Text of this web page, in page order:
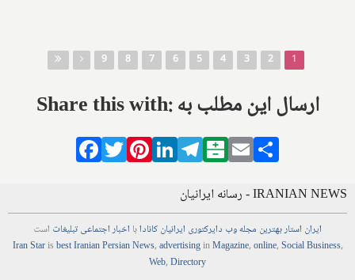
صفحه‌ها
1
2
3
4
5
6
7
8
9
Share this with: ارسال این مطلب به
Facebook
TwitterPinterestLinkedIn
Telegram
Balatarin
Email
IRANIAN NEWS - رسانه ایرانیان
ایران استاربهترین مجلهوب دایرکتوری ایرانیان کانادابا اخباراجتماعیتبلیغات است
Iran Starisbest Iranian PersianNews,advertisinginMagazine,online,Social Business,
Web,Directory